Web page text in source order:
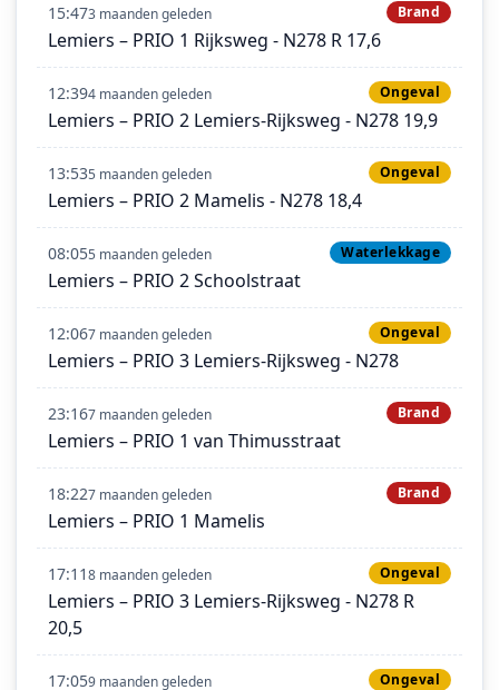
15:473 maanden geleden Brand
Lemiers – PRIO 1 Rijksweg - N278 R 17,6
12:394 maanden geleden Ongeval
Lemiers – PRIO 2 Lemiers-Rijksweg - N278 19,9
13:535 maanden geleden Ongeval
Lemiers – PRIO 2 Mamelis - N278 18,4
08:055 maanden geleden Waterlekkage
Lemiers – PRIO 2 Schoolstraat
12:067 maanden geleden Ongeval
Lemiers – PRIO 3 Lemiers-Rijksweg - N278
23:167 maanden geleden Brand
Lemiers – PRIO 1 van Thimusstraat
18:227 maanden geleden Brand
Lemiers – PRIO 1 Mamelis
17:118 maanden geleden Ongeval
Lemiers – PRIO 3 Lemiers-Rijksweg - N278 R
20,5
17:059 maanden geleden Ongeval